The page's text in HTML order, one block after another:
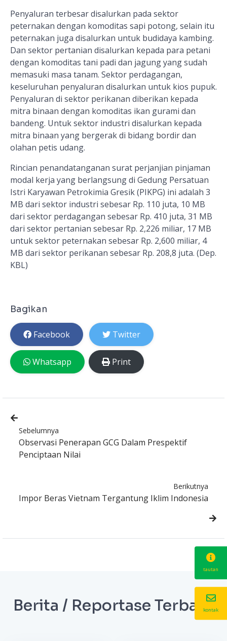
Penyaluran terbesar disalurkan pada sektor
peternakan dengan komoditas sapi potong, selain itu
peternakan juga disalurkan untuk budidaya kambing.
Dan sektor pertanian disalurkan kepada para petani
dengan komoditas tani padi dan jagung yang sudah
memasuki masa tanam. Sektor perdagangan,
keseluruhan penyaluran disalurkan untuk kios pupuk.
Penyaluran di sektor perikanan diberikan kepada
mitra binaan dengan komoditas ikan gurami dan
bandeng. Untuk sektor industri disalurkan kepada
mitra binaan yang bergerak di bidang bordir dan
olahan petis udang.
Rincian penandatanganan surat perjanjian pinjaman
modal kerja yang berlangsung di Gedung Persatuan
Istri Karyawan Petrokimia Gresik (PIKPG) ini adalah 3
MB dari sektor industri sebesar Rp. 110 juta, 10 MB
dari sektor perdagangan sebesar Rp. 410 juta, 31 MB
dari sektor pertanian sebesar Rp. 2,226 miliar, 17 MB
untuk sektor peternakan sebesar Rp. 2,600 miliar, 4
MB dari sektor perikanan sebesar Rp. 208,8 juta. (Dep.
KBL)
Bagikan
Facebook Twitter
Whatsapp Print
Sebelumnya
Observasi Penerapan GCG Dalam Prespektif
Penciptaan Nilai
Berikutnya
Impor Beras Vietnam Tergantung Iklim Indonesia
Berita / Reportase Terbaru
tautan
kontak